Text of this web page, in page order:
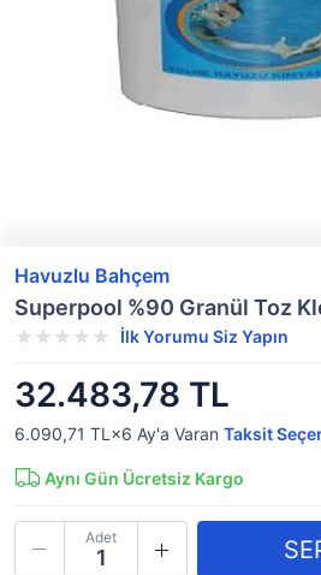
Havuzlu Bahçem
Superpool %90 Granül Toz
İlk Yorumu Siz Yapın
32.483,78 TL
6.090,71 TL×6 Ay'a Varan Taksit
Aynı Gün Ücretsiz Kargo
Adet